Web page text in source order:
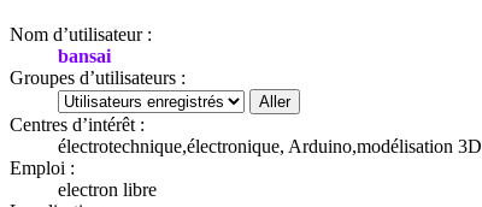
Nom d’utilisateur :
bansai
Groupes d’utilisateurs :
Centres d’intérêt :
électrotechnique,électronique, Arduino,modélisation 3D
Emploi :
electron libre